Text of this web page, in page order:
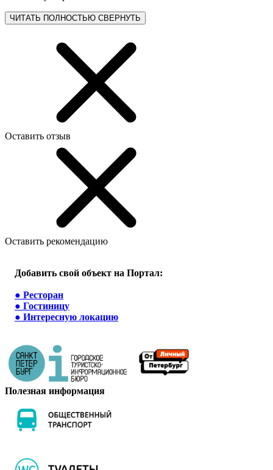
ЧИТАТЬ ПОЛНОСТЬЮ СВЕРНУТЬ
Оставить отзыв
Оставить рекомендацию
Добавить свой объект на Портал:
● Ресторан
● Гостиницу
● Интересную локацию
Полезная информация